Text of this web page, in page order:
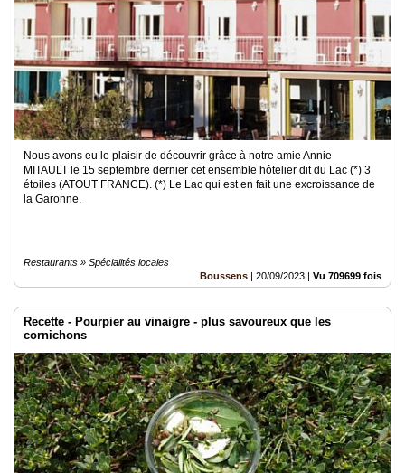
Nous avons eu le plaisir de découvrir grâce à notre amie Annie
MITAULT le 15 septembre dernier cet ensemble hôtelier dit du Lac (*) 3
étoiles (ATOUT FRANCE). (*) Le Lac qui est en fait une excroissance de
la Garonne.
Restaurants » Spécialités locales
Boussens | 20/09/2023 | Vu 709699 fois
Recette - Pourpier au vinaigre - plus savoureux que les
cornichons